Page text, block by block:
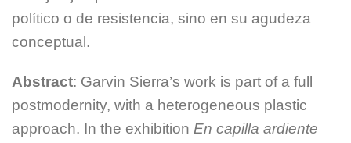
político o de resistencia, sino en su agudeza
conceptual.
Abstract: Garvin Sierra’s work is part of a full
postmodernity, with a heterogeneous plastic
approach. In the exhibition En capilla ardiente